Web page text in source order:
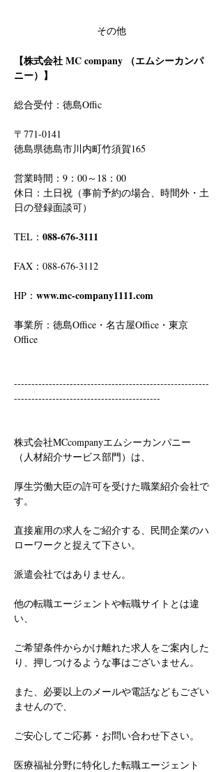
その他
【株式会社 MC company （エムシーカンパ
ニー）】
総合受付：徳島Offic
〒771-0141
徳島県徳島市川内町竹須賀165
営業時間：9：00～18：00
休日：土日祝（事前予約の場合、時間外・土
日の登録面談可）
TEL： 088-676-3111
FAX：088-676-3112
HP： www.mc-company1111.com
事業所：徳島Office・名古屋Office・東京
Office
--------------------------------------------------------
------------------------------------------
株式会社MCcompanyエムシーカンパニー
（人材紹介サービス部門）は、
厚生労働大臣の許可を受けた職業紹介会社で
す。
直接雇用の求人をご紹介する、民間企業のハ
ローワークと捉えて下さい。
派遣会社ではありません。
他の転職エージェントや転職サイトとは違
い、
ご希望条件からかけ離れた求人をご案内した
り、押しつけるような事はございません。
また、必要以上のメールや電話などもござい
ませんので、
ご安心してご応募・お問い合わせ下さい。
医療福祉分野に特化した転職エージェント